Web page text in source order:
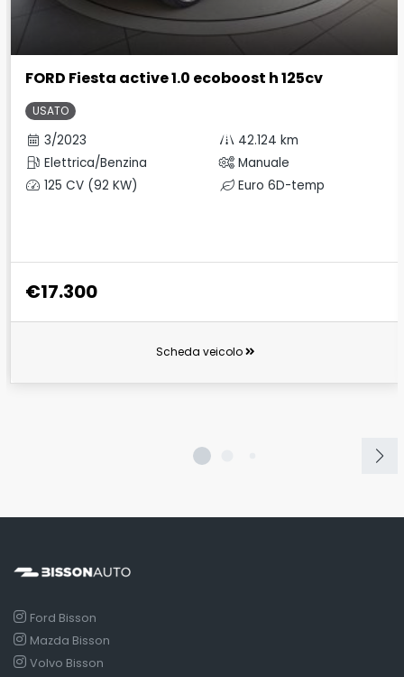
FORD Fiesta active 1.0 ecoboost h 125cv
USATO
3/2023
42.124 km
Elettrica/Benzina
Manuale
125 CV (92 KW)
Euro 6D-temp
€17.300
Scheda veicolo
Ford Bisson
Mazda Bisson
Volvo Bisson